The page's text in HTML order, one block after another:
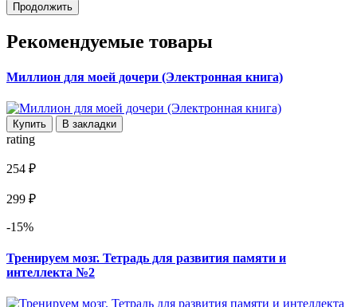
Продолжить
Рекомендуемые товары
Миллион для моей дочери (Электронная книга)
Купить В закладки
rating
254 ₽
299 ₽
-15%
Тренируем мозг. Тетрадь для развития памяти и
интеллекта №2